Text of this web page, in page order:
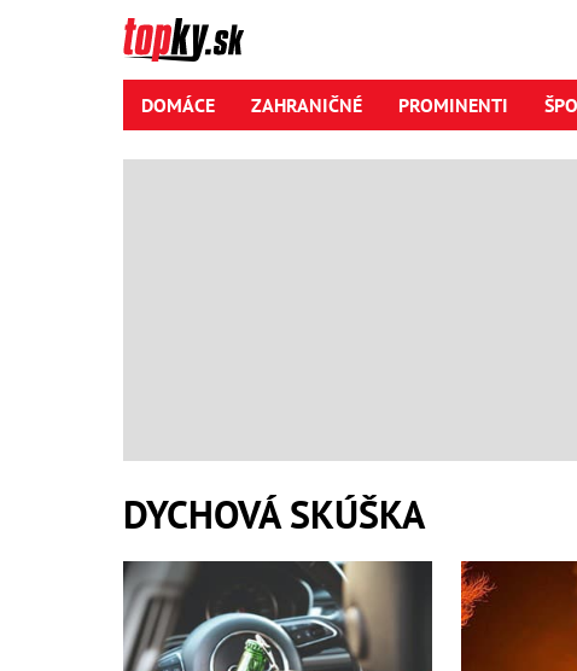
DOMÁCE ZAHRANIČNÉ PROMINENTI
DYCHOVÁ SKÚŠKA